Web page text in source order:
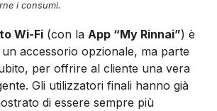
i consumi.
Wi-Fi (con la App “My Rinnai”) è
accessorio opzionale, ma parte
per offrire al cliente una vera
Gli utilizzatori finali hanno già
di essere sempre più